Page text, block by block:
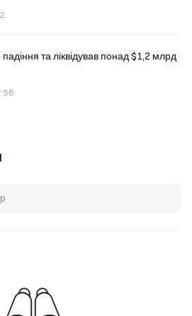
та ліквідував понад $1,2 млрд